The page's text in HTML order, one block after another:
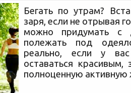
Бегать по утрам?
заря, если не отрывая
можно придумать с
полежать под
реально, если у
оставаться красивым,
полноценную активную